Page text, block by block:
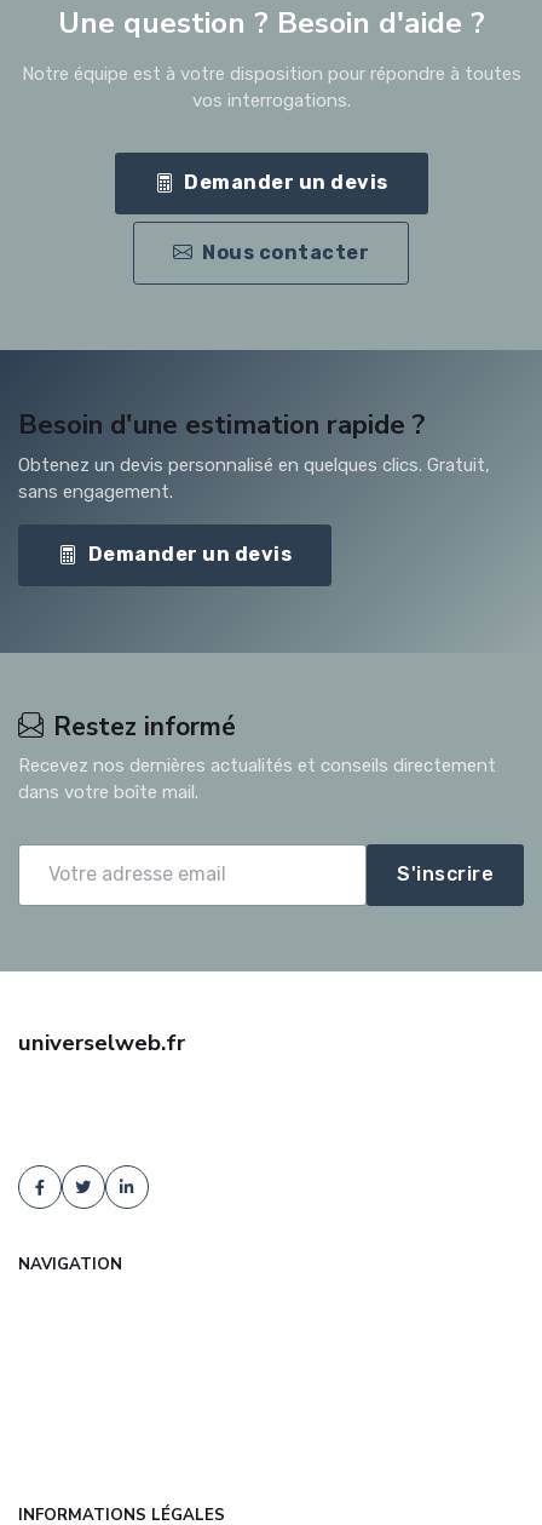
Une question ? Besoin d'aide ?
Notre équipe est à votre disposition pour répondre à toutes
vos interrogations.
Demander un devis
Nous contacter
Besoin d'une estimation rapide ?
Obtenez un devis personnalisé en quelques clics. Gratuit,
sans engagement.
Demander un devis
Restez informé
Recevez nos dernières actualités et conseils directement
dans votre boîte mail.
S'inscrire
universelweb.fr
NAVIGATION
INFORMATIONS LÉGALES